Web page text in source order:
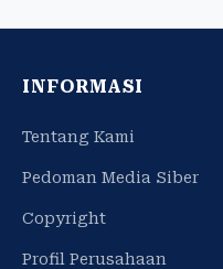
INFORMASI
Tentang Kami
Pedoman Media Siber
Copyright
Profil Perusahaan